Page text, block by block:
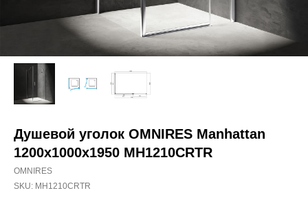
Душевой уголок OMNIRES Manhattan
1200х1000x1950 MH1210CRTR
OMNIRES
SKU: MH1210CRTR